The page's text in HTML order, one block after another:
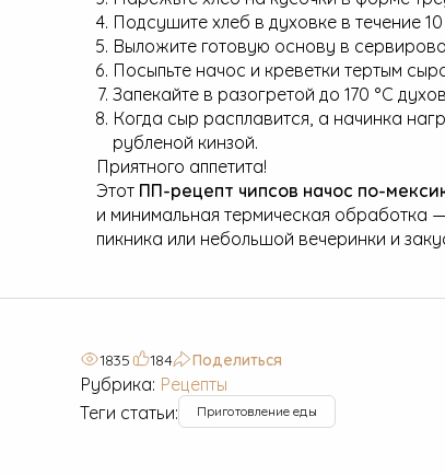
Подсушите хлеб в духовке в течение 10
Выложите готовую основу в
Посыпьте начос и креветки тертым
Запекайте в разогретой до 170 °С
Когда сыр расплавится, а начинка
рубленой кинзой.
Приятного аппетита!
Этот ПП-рецепт чипсов начос по-
и минимальная термическая обработка
пикника или небольшой вечеринки и
1835 184 Поделиться
Рубрика: Рецепты
Теги статьи:
Приготовление еды